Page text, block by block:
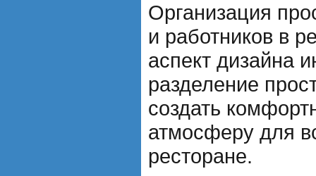
Организация
и работников в
аспект дизайна
разделение
создать
атмосферу для
ресторане.